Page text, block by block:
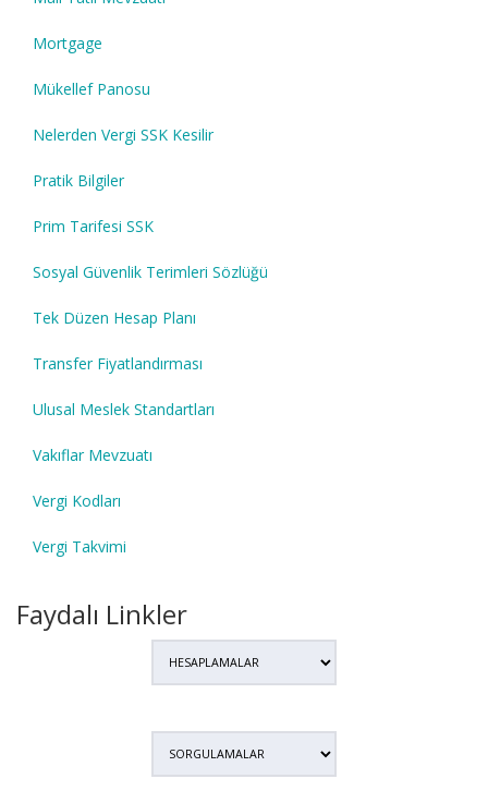
Mortgage
Mükellef Panosu
Nelerden Vergi SSK Kesilir
Pratik Bilgiler
Prim Tarifesi SSK
Sosyal Güvenlik Terimleri Sözlüğü
Tek Düzen Hesap Planı
Transfer Fiyatlandırması
Ulusal Meslek Standartları
Vakıflar Mevzuatı
Vergi Kodları
Vergi Takvimi
Faydalı Linkler